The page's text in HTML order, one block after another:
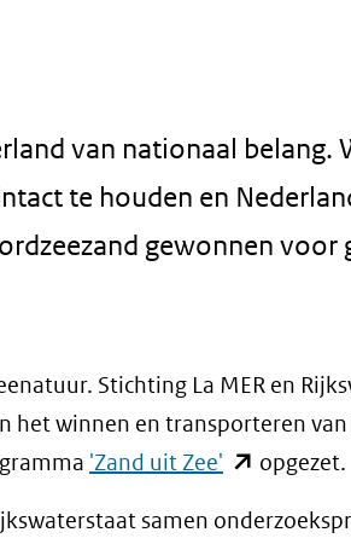
van nationaal belang.
te houden en
gewonnen voor
Stichting La MER en
het winnen en transporteren
'Zand uit Zee' (opentopgezet.
samen